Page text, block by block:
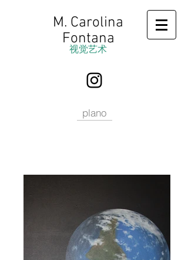
M. Carolina
Fontana
视觉艺术
plano